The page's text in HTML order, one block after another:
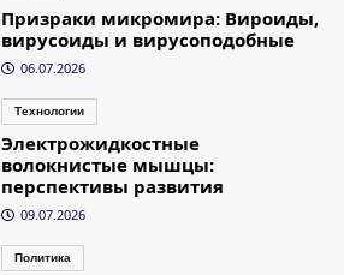
Призраки микромира: Вироиды,
вирусоиды и вирусоподобные
06.07.2026
Технологии
Электрожидкостные
волокнистые мышцы:
перспективы развития
09.07.2026
Политика